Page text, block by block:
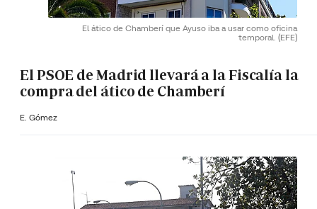
El ático de Chamberí que Ayuso iba a usar como oficina
temporal. (EFE)
El PSOE de Madrid llevará a la Fiscalía la
compra del ático de Chamberí
E. Gómez